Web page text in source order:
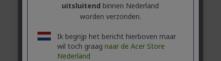
uitsluitend binnen Nederland
worden verzonden.
Ik begrijp het bericht hierboven maar
wil toch graag naar de Acer Store
Nederland